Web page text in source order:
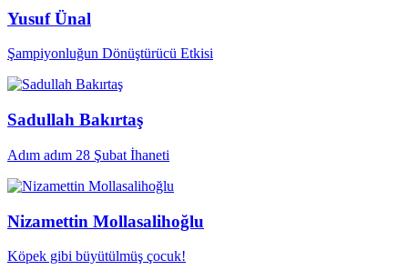
Yusuf Ünal
Şampiyonluğun Dönüştürücü Etkisi
Sadullah Bakırtaş
Adım adım 28 Şubat İhaneti
Nizamettin Mollasalihoğlu
Köpek gibi büyütülmüş çocuk!